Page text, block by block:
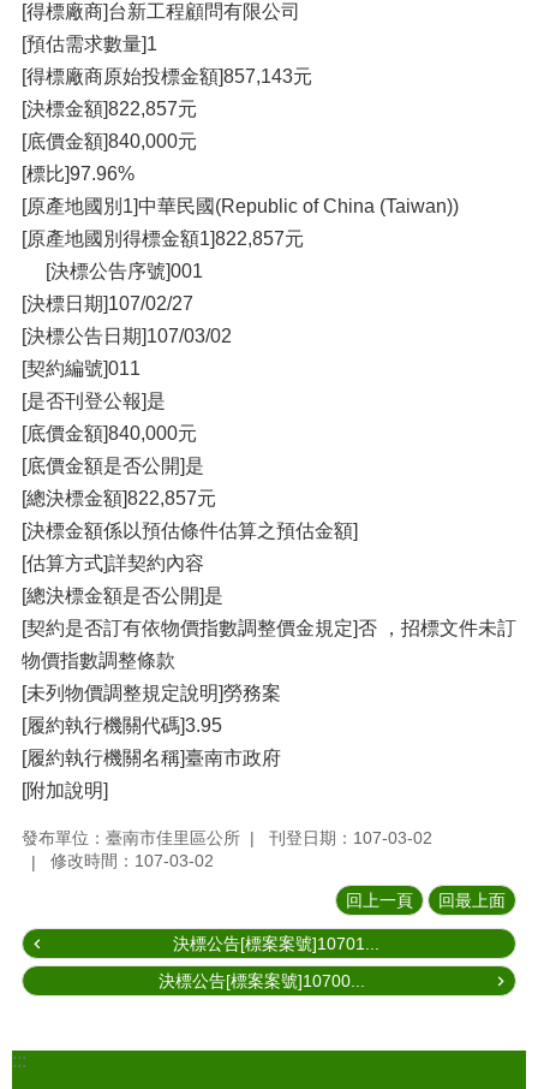
[得標廠商]台新工程顧問有限公司
[預估需求數量]1
[得標廠商原始投標金額]857,143元
[決標金額]822,857元
[底價金額]840,000元
[標比]97.96%
[原產地國別1]中華民國(Republic of China (Taiwan))
[原產地國別得標金額1]822,857元
[決標公告序號]001
[決標日期]107/02/27
[決標公告日期]107/03/02
[契約編號]011
[是否刊登公報]是
[底價金額]840,000元
[底價金額是否公開]是
[總決標金額]822,857元
[決標金額係以預估條件估算之預估金額]
[估算方式]詳契約內容
[總決標金額是否公開]是
[契約是否訂有依物價指數調整價金規定]否 ，招標文件未訂
物價指數調整條款
[未列物價調整規定說明]勞務案
[履約執行機關代碼]3.95
[履約執行機關名稱]臺南市政府
[附加說明]
發布單位：臺南市佳里區公所
刊登日期：107-03-02
修改時間：107-03-02
回上一頁 回最上面
決標公告[標案案號]10701...
決標公告[標案案號]10700...
:::